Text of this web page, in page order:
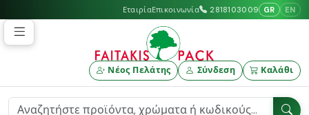
ΕταιρίαΕπικοινωνία 2818103009 GR EN
Νέος Πελάτης Σύνδεση Καλάθι